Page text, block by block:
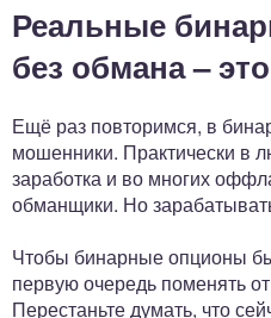
Реальные
без обмана –
Ещё раз повторимся, в
мошенники. Практически в
заработка и во многих
обманщики. Но
Чтобы бинарные опционы
первую очередь поменять
Перестаньте думать, что